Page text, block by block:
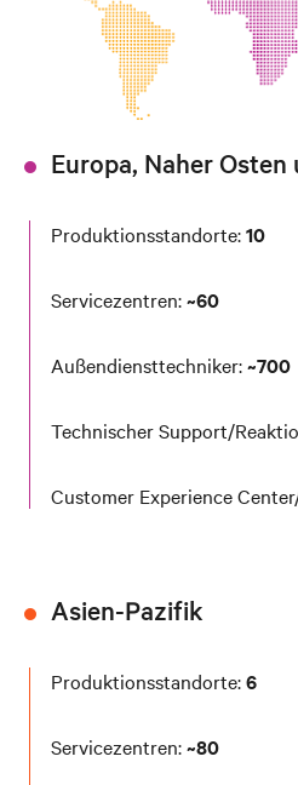
Europa, Naher
Produktionsstandorte:10
Servicezentren:~60
Außendiensttechniker:~700
Technischer Support/
Customer Experience
Asien-Pazifik
Produktionsstandorte:6
Servicezentren:~80